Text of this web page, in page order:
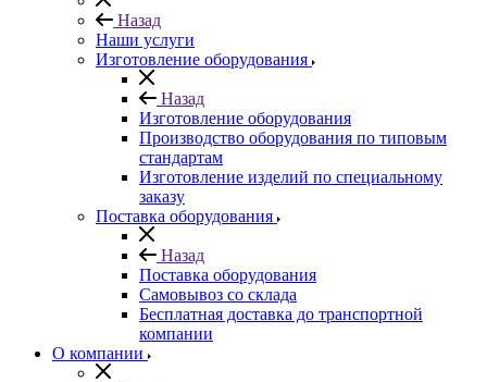
Назад
Наши услуги
Изготовление оборудования
Назад
Изготовление оборудования
Производство оборудования по типовым
стандартам
Изготовление изделий по специальному
заказу
Поставка оборудования
Назад
Поставка оборудования
Самовывоз со склада
Бесплатная доставка до транспортной
компании
О компании